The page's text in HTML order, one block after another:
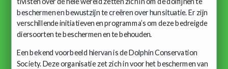
beschermen en bewustzijn te creëren over hun situatie. Er zijn
verschillende initiatieven en programma’s om deze bedreigde
diersoorten te beschermen en te behouden.
Een bekend voorbeeld hiervan is de Dolphin Conservation
Society. Deze organisatie zet zich in voor het beschermen van